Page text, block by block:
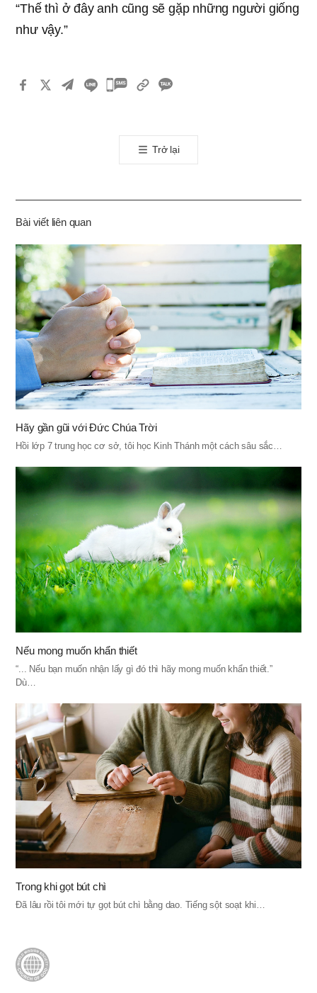
“Thế thì ở đây anh cũng sẽ gặp những người giống
như vậy.”
카
톡
공
기
Trở lại
Bài viết liên quan
Hãy gần gũi với Đức Chúa Trời
Hồi lớp 7 trung học cơ sở, tôi học Kinh Thánh một cách sâu sắc…
Nếu mong muốn khẩn thiết
“... Nếu bạn muốn nhận lấy gì đó thì hãy mong muốn khẩn thiết.”
Dù…
Trong khi gọt bút chì
Đã lâu rồi tôi mới tự gọt bút chì bằng dao. Tiếng sột soạt khi…